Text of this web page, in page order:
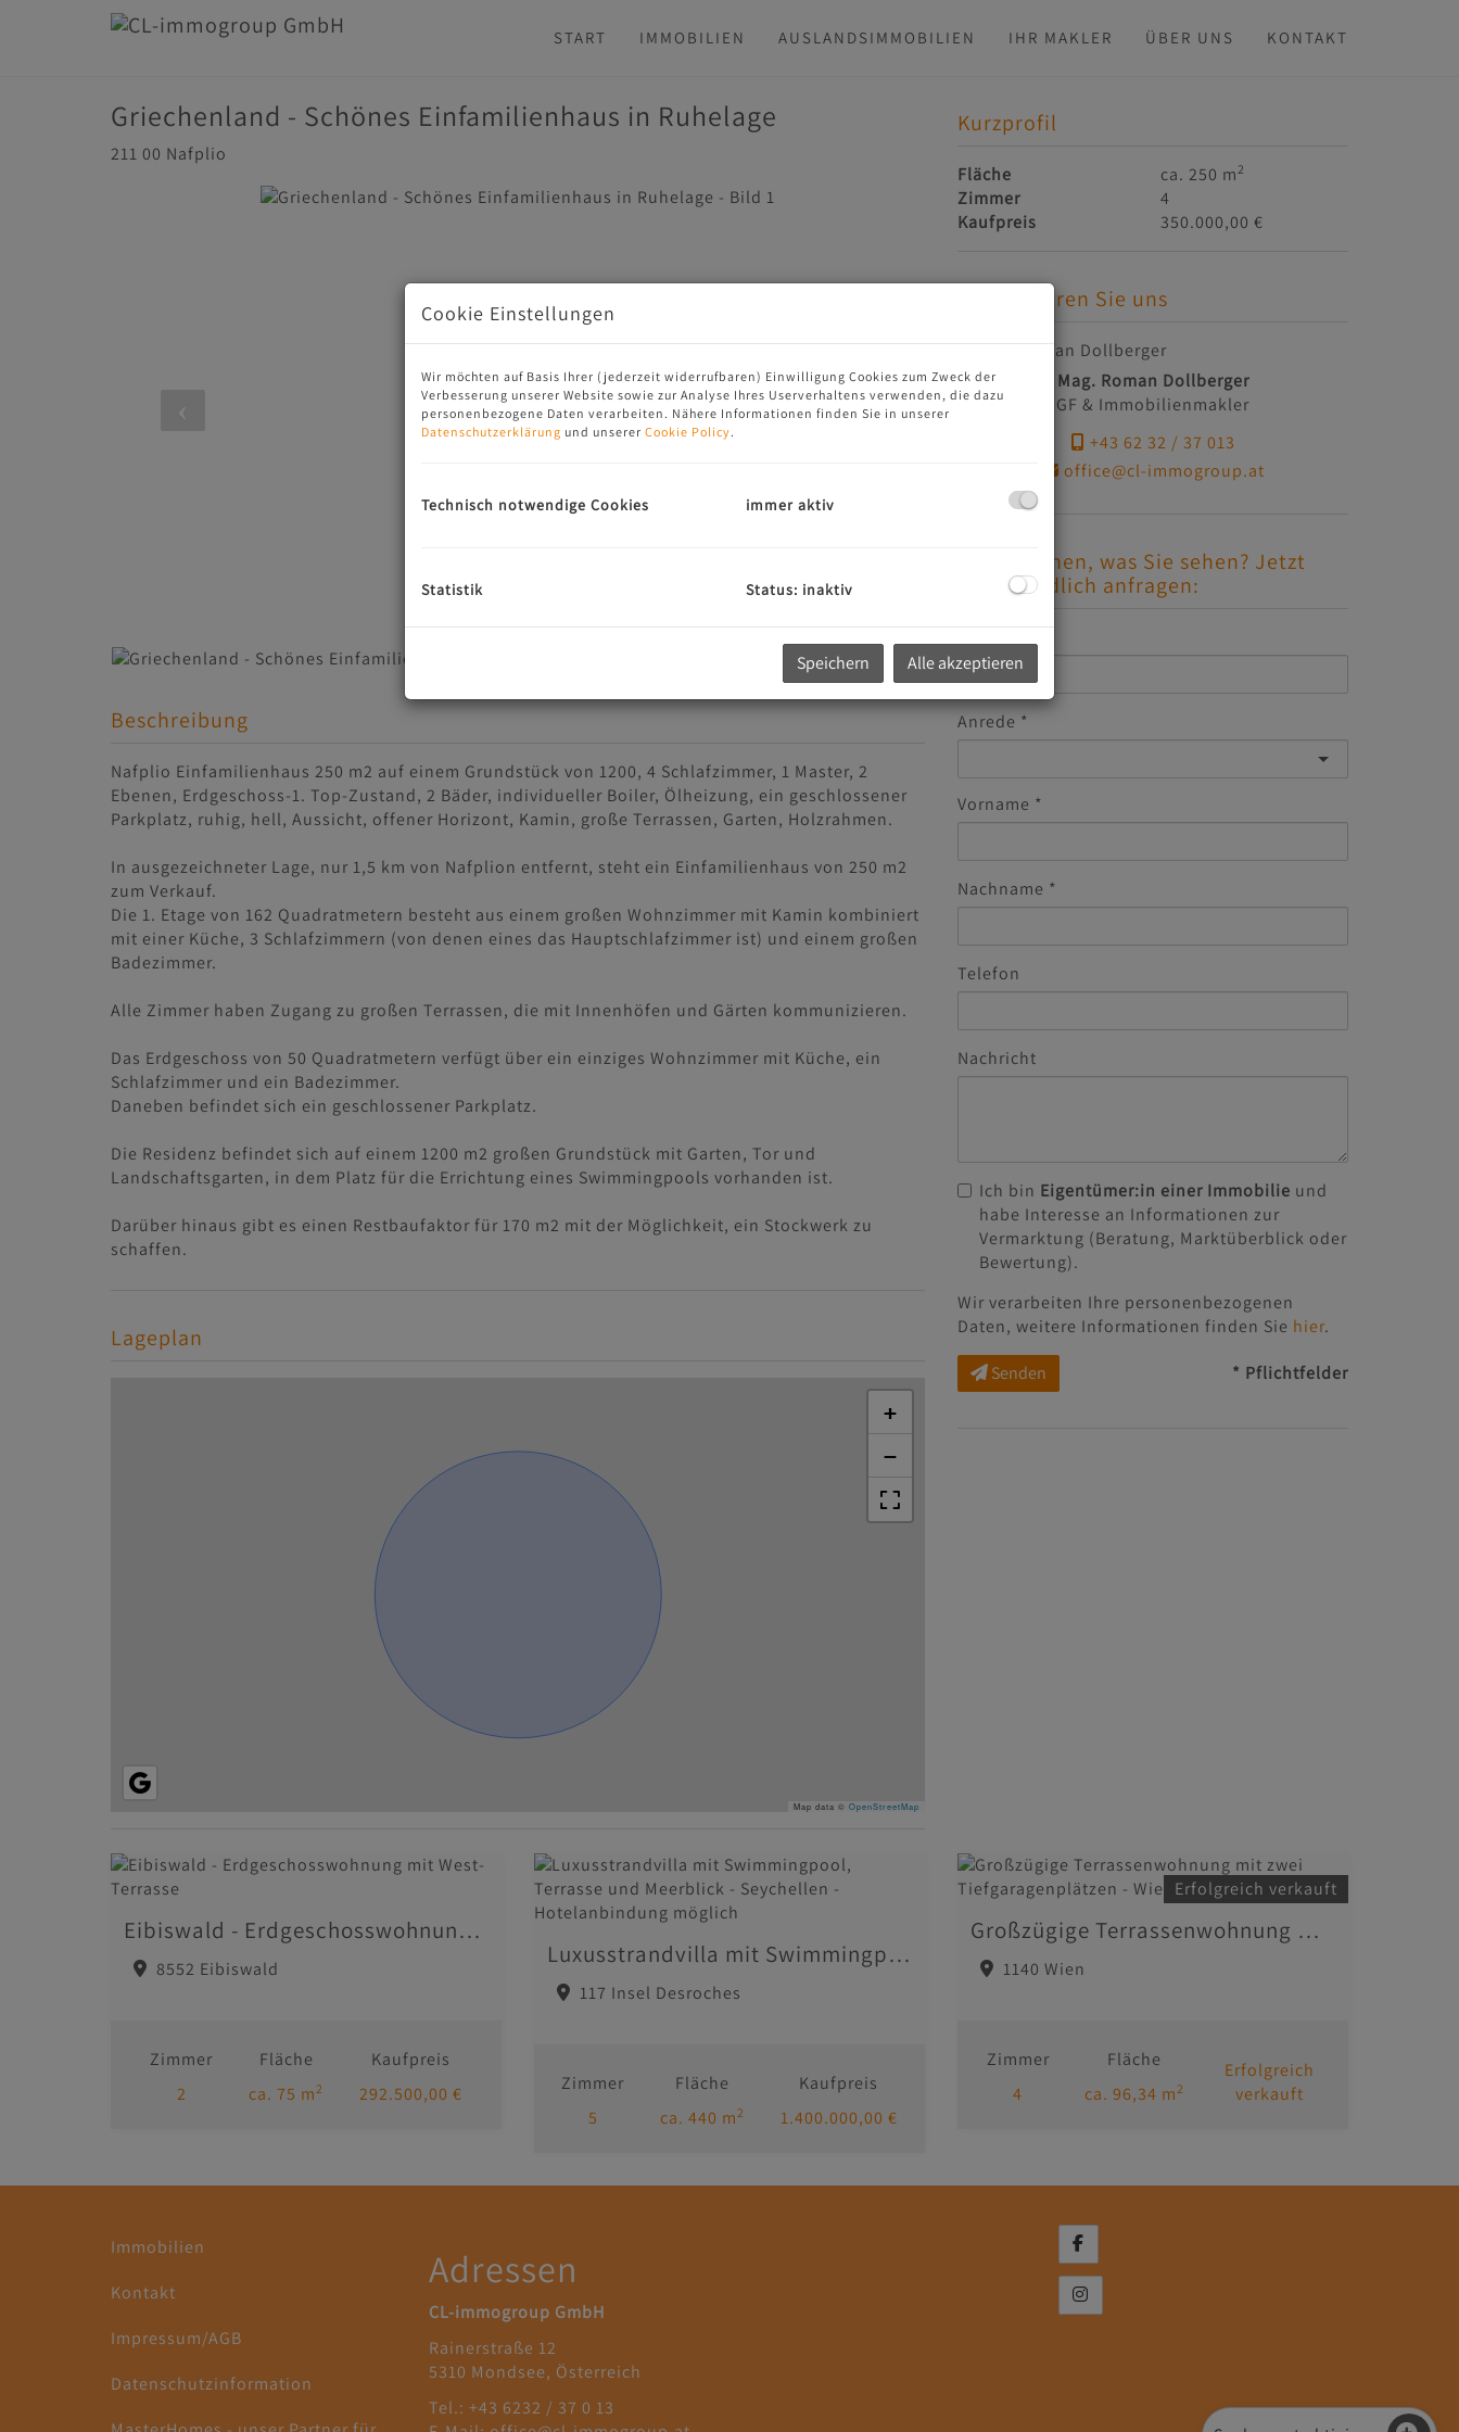
START IMMOBILIEN AUSLANDSIMMOBILIEN IHR MAKLER ÜBER UNS KONTAKT
Griechenland - Schönes Einfamilienhaus in Ruhelage
211 00 Nafplio
Beschreibung
Nafplio Einfamilienhaus 250 m2 auf einem Grundstück von 1200, 4 Schlafzimmer, 1 Master, 2
Ebenen, Erdgeschoss-1. Top-Zustand, 2 Bäder, individueller Boiler, Ölheizung, ein geschlossener
Parkplatz, ruhig, hell, Aussicht, offener Horizont, Kamin, große Terrassen, Garten, Holzrahmen.
In ausgezeichneter Lage, nur 1,5 km von Nafplion entfernt, steht ein Einfamilienhaus von 250 m2
zum Verkauf.
Die 1. Etage von 162 Quadratmetern besteht aus einem großen Wohnzimmer mit Kamin kombiniert
mit einer Küche, 3 Schlafzimmern (von denen eines das Hauptschlafzimmer ist) und einem großen
Badezimmer.
Alle Zimmer haben Zugang zu großen Terrassen, die mit Innenhöfen und Gärten kommunizieren.
Das Erdgeschoss von 50 Quadratmetern verfügt über ein einziges Wohnzimmer mit Küche, ein
Schlafzimmer und ein Badezimmer.
Daneben befindet sich ein geschlossener Parkplatz.
Die Residenz befindet sich auf einem 1200 m2 großen Grundstück mit Garten, Tor und
Landschaftsgarten, in dem Platz für die Errichtung eines Swimmingpools vorhanden ist.
Darüber hinaus gibt es einen Restbaufaktor für 170 m2 mit der Möglichkeit, ein Stockwerk zu
schaffen.
Lageplan
+
−
Map data © OpenStreetMap
Kurzprofil
Fläche ca. 250 m2
Zimmer
4
Kaufpreis
350.000,00 €
Kontaktieren Sie uns
Mag. Roman Dollberger
GF & Immobilienmakler
+43 62 32 / 37 013
office@cl-immogroup.at
Gefällt Ihnen, was Sie sehen? Jetzt
unverbindlich anfragen:
Anrede
Vorname
Nachname
Telefon
Nachricht
Ich bin Eigentümer:in einer Immobilie und
habe Interesse an Informationen zur
Vermarktung (Beratung, Marktüberblick oder
Bewertung).
Wir verarbeiten Ihre personenbezogenen
Daten, weitere Informationen finden Sie hier.
Senden * Pflichtfelder
Eibiswald - Erdgeschosswohnung mit West-Terrasse
8552 Eibiswald
Zimmer
2
Fläche
ca. 75 m2
Kaufpreis
292.500,00 €
Luxusstrandvilla mit Swimmingpool, Terrasse und Meerblick - Seychellen - Hotelanbindung möglich
117 Insel Desroches
Zimmer
5
Fläche
ca. 440 m2
Kaufpreis
1.400.000,00 €
Erfolgreich verkauft
Großzügige Terrassenwohnung mit zwei Tiefgaragenplätzen - Wien 1140 Hadersdorf
1140 Wien
Zimmer
4
Fläche
ca. 96,34 m2
Erfolgreich
verkauft
Immobilien
Kontakt
Impressum/AGB
Datenschutzinformation
Adressen
CL-immogroup GmbH
Rainerstraße 12
5310 Mondsee, Österreich
Tel.: +43 6232 / 37 0 13
Cookie Einstellungen
Wir möchten auf Basis Ihrer (jederzeit widerrufbaren) Einwilligung Cookies zum Zweck der
Verbesserung unserer Website sowie zur Analyse Ihres Userverhaltens verwenden, die dazu
personenbezogene Daten verarbeiten. Nähere Informationen finden Sie in unserer
Datenschutzerklärung und unserer Cookie Policy.
Technisch notwendige Cookies immer aktiv
Statistik Status: inaktiv
Speichern Alle akzeptieren